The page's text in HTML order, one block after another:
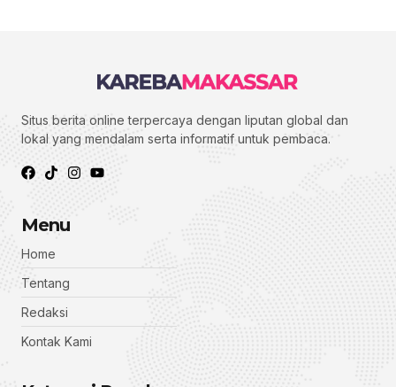
Situs berita online terpercaya dengan liputan global dan
lokal yang mendalam serta informatif untuk pembaca.
Menu
Home
Tentang
Redaksi
Kontak Kami